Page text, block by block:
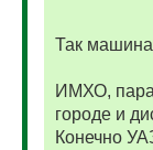
Так
ИМХО, пара
городе и
Конечно